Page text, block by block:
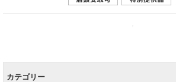
カテゴリー